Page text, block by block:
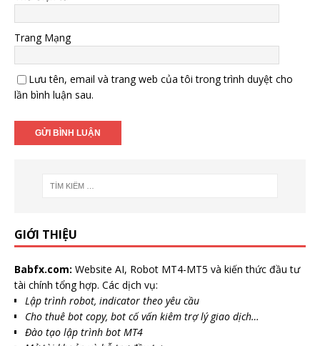
Trang Mạng
Lưu tên, email và trang web của tôi trong trình duyệt cho
lần bình luận sau.
GIỚI THIỆU
Babfx.com: Website AI, Robot MT4-MT5 và kiến thức đầu tư
tài chính tổng hợp. Các dịch vụ:
Lập trình robot, indicator theo yêu cầu
Cho thuê bot copy, bot cố vấn kiêm trợ lý giao dịch…
Đào tạo lập trình bot MT4